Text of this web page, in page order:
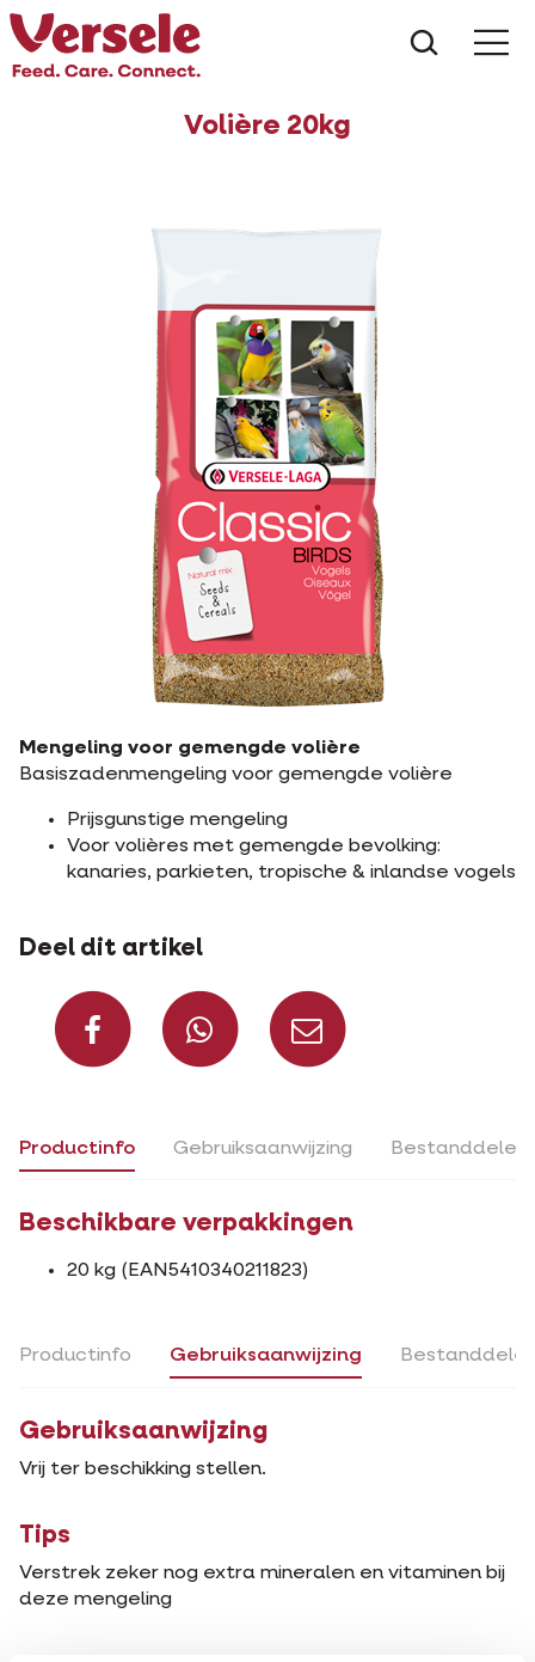
Volière 20kg
Mengeling voor gemengde volière
Basiszadenmengeling voor gemengde volière
Prijsgunstige mengeling
Voor volières met gemengde bevolking:
kanaries, parkieten, tropische & inlandse vogels
Deel dit artikel
Deel op Facebook
Deel via
Productinfo Gebruiksaanwijzing Bestanddelen
Beschikbare verpakkingen
20 kg (EAN5410340211823)
Productinfo Gebruiksaanwijzing
Gebruiksaanwijzing
Vrij ter beschikking stellen.
Tips
Verstrek zeker nog extra mineralen en vitaminen bij
deze mengeling